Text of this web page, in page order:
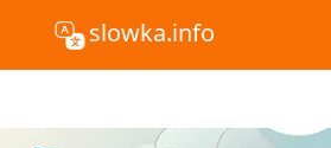
slowka.info